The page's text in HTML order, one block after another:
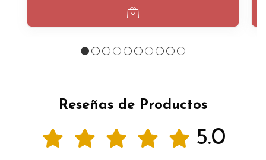
Reseñas de Productos
5.0